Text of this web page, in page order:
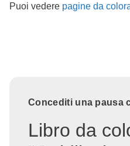
Puoi vedere pagine da
Concediti una pausa
Libro da